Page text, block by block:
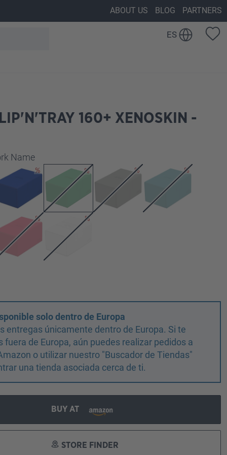
ABOUT US BLOG PARTNERS
ES
160+ XENOSKIN -
Name
solo dentro de Europa
entregas únicamente dentro de Europa. Si te
fuera de Europa, aún puedes realizar pedidos a
o utilizar nuestro "Buscador de Tiendas"
una tienda asociada cerca de ti.
BUY AT
STORE FINDER